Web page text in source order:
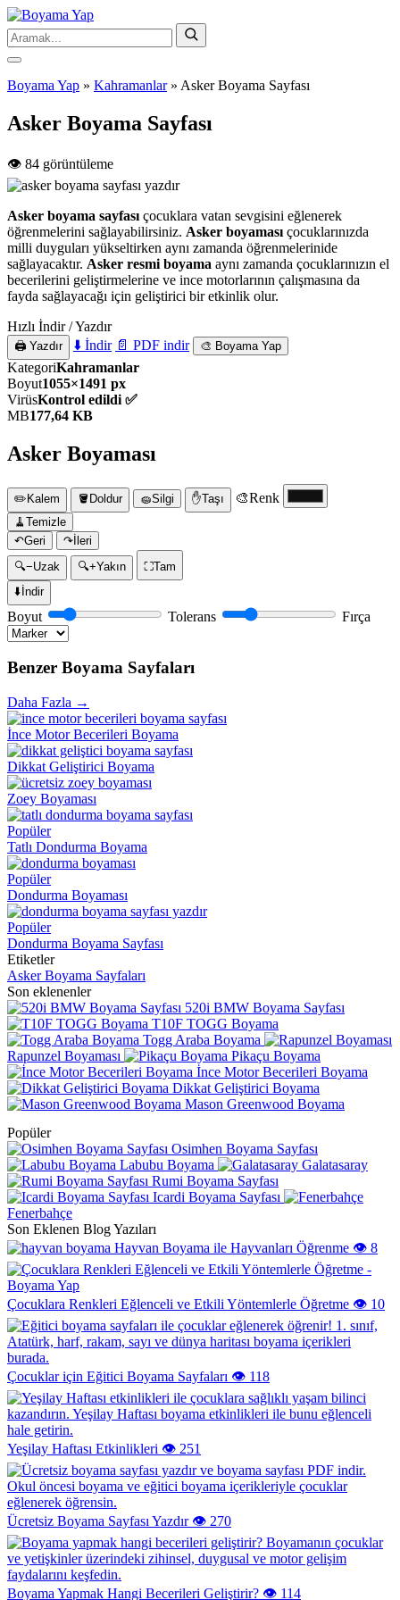
Boyama Yap » Kahramanlar» Asker Boyama Sayfası
Asker Boyama Sayfası
👁️ 84 görüntüleme
Asker boyama sayfası çocuklara vatan sevgisini eğlenerek
öğrenmelerini sağlayabilirsiniz. Asker boyaması çocuklarınızda
milli duyguları yükseltirken aynı zamanda öğrenmelerinide
sağlayacaktır. Asker resmi boyama aynı zamanda çocuklarınızın el
becerilerini geliştirmelerine ve ince motorlarının çalışmasına da
fayda sağlayacağı için geliştirici bir etkinlik olur.
Hızlı İndir / Yazdır
🖨️ Yazdır ⬇️ İndir 📄 PDF indir 🎨 Boyama Yap
KategoriKahramanlar
Boyut1055×1491 px
VirüsKontrol edildi ✅
MB177,64 KB
Asker Boyaması
✏️Kalem 🪣 Doldur 🧽Silgi ✋Taşı 🎨Renk
🧹 Temizle
↶Geri ↷İleri
🔍−Uzak 🔍+Yakın ⛶Tam
⬇️İndir
Boyut Tolerans Fırça
Benzer Boyama Sayfaları
Daha Fazla →
İnce Motor Becerileri Boyama
Dikkat Geliştirici Boyama
Zoey Boyaması
Popüler
Tatlı Dondurma Boyama
Popüler
Dondurma Boyaması
Popüler
Dondurma Boyama Sayfası
Etiketler
Asker Boyama Sayfaları
Son eklenenler
520i BMW Boyama Sayfası
T10F TOGG Boyama
Togg Araba Boyama
Rapunzel Boyaması
Pikaçu Boyama
İnce Motor Becerileri Boyama
Dikkat Geliştirici Boyama
Mason Greenwood Boyama
Popüler
Osimhen Boyama Sayfası
Labubu Boyama
Galatasaray
Rumi Boyama Sayfası
Icardi Boyama Sayfası
Fenerbahçe
Son Eklenen Blog Yazıları
Hayvan Boyama ile Hayvanları Öğrenme 👁️ 8
Çocuklara Renkleri Eğlenceli ve Etkili Yöntemlerle Öğretme 👁️ 10
Çocuklar için Eğitici Boyama Sayfaları 👁️ 118
Yeşilay Haftası Etkinlikleri 👁️ 251
Ücretsiz Boyama Sayfası Yazdır 👁️ 270
Boyama Yapmak Hangi Becerileri Geliştirir? 👁️ 114